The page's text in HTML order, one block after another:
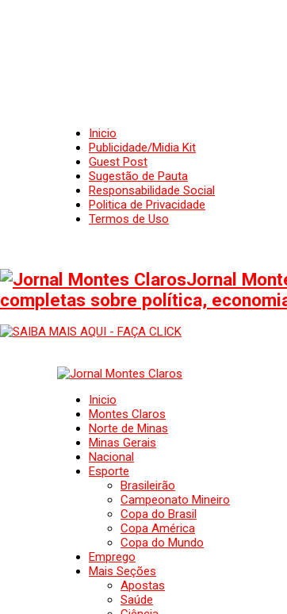
Inicio
Publicidade/Midia Kit
Guest Post
Sugestão de Pauta
Responsabilidade Social
Politica de Privacidade
Termos de Uso
Jornal
completas sobre política,
Inicio
Montes Claros
Norte de Minas
Minas Gerais
Nacional
Esporte
Brasileirão
Campeonato Mineiro
Copa do Brasil
Copa América
Copa do Mundo
Emprego
Mais Seções
Apostas
Saúde